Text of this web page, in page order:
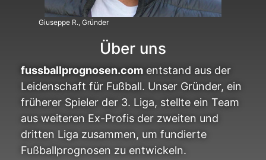
Über uns
fussballprognosen.com entstand aus der
Leidenschaft für Fußball. Unser Gründer, ein
früherer Spieler der 3. Liga, stellte ein Team
aus weiteren Ex-Profis der zweiten und
dritten Liga zusammen, um fundierte
Fußballprognosen zu entwickeln.
Giuseppe R., Gründer